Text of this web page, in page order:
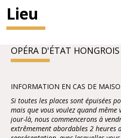
Lieu
OPÉRA D'ÉTAT HONGROIS
INFORMATION EN CAS DE
Si toutes les places sont épuisées
mais que vous voulez quand
jour-là, nous commencerons à
extrêmement abordables 2 heures